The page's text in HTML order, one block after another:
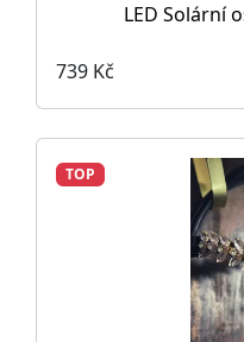
LED Solární
739 Kč
TOP